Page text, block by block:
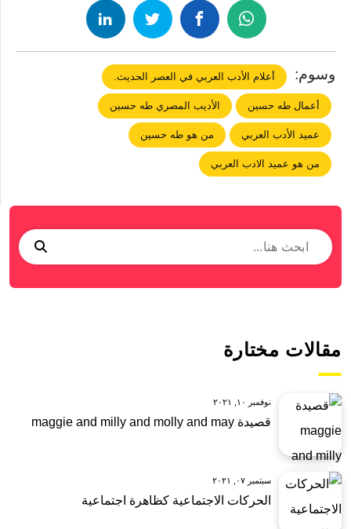
وسوم: أعلام الأدب العربي في العصر الحديث.
أعمال طه حسين الأديب المصري طه حسين
عميد الأدب العربي من هو طه حسين
من هو عميد الادب العربي
مقالات مختارة
نوفمبر ١٠, ٢٠٢١
قصيدة maggie and milly and molly and may
سبتمبر ٠٧, ٢٠٢١
الحركات الاجتماعية كظاهرة اجتماعية